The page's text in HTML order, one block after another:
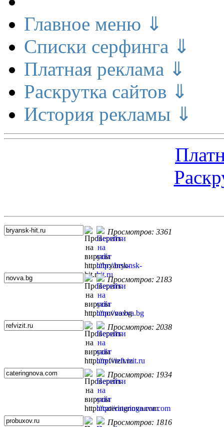
Главное меню ⇓
Списки серфинга ⇓
Платная реклама ⇓
Раскрутка сайтов ⇓
История рекламы ⇓
Просмотров: 3361
Просмотров: 2183
Просмотров: 2038
Просмотров: 1934
Просмотров: 1816